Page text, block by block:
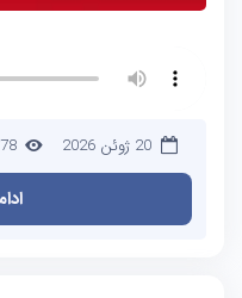
20 ژوئن 2026